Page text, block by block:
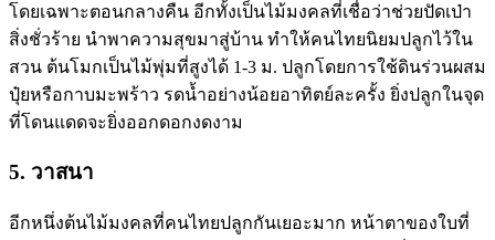
โดยเฉพาะตอนกลางคืน อีกทั้งเป็นไม้มงคลที่เชื่อว่าช่วยปัดเป่า
สิ่งชั่วร้าย นำพาความสุขมาสู่บ้าน ทำให้คนไทยนิยมปลูกไว้ใน
สวน ต้นโมกเป็นไม้พุ่มที่สูงได้ 1-3 ม. ปลูกโดยการใช้ดินร่วนผสม
ปุ๋ยหรือกาบมะพร้าว รดน้ำอย่างน้อยอาทิตย์ละครั้ง ยิ่งปลูกในจุด
ที่โดนแดดจะยิ่งออกดอกงดงาม
5. วาสนา
อีกหนึ่งต้นไม้มงคลที่คนไทยปลูกกันเยอะมาก หน้าตาของใบที่